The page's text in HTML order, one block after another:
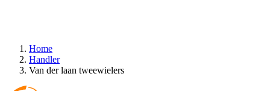
Home
Handler
Van der laan tweewielers